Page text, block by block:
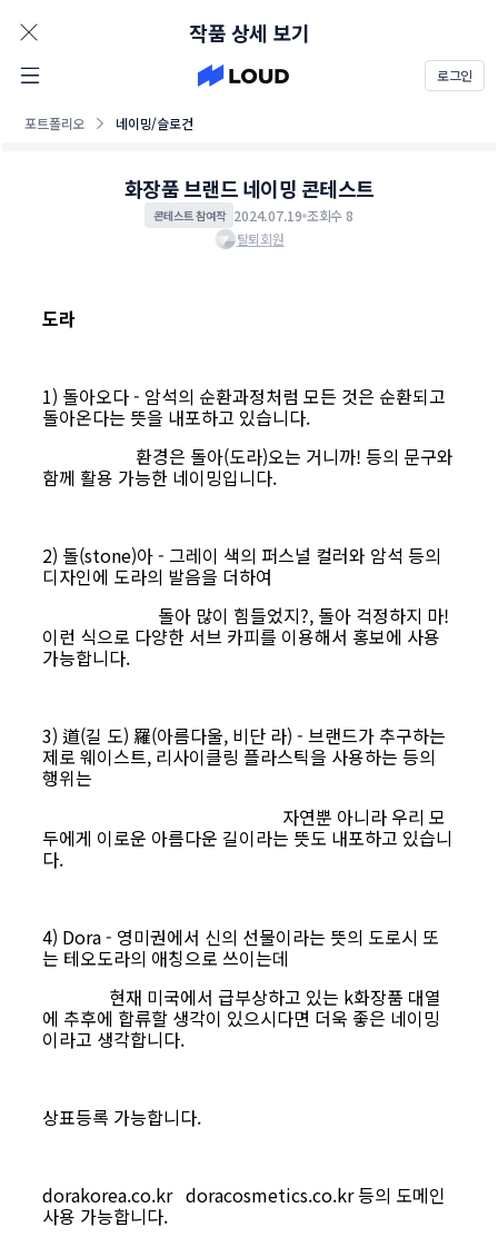
로그인
포트폴리오 네이밍/슬로건
작품 상세 보기
화장품 브랜드 네이밍 콘테스트
콘테스트 참여작 2024.07.19 조회수 8
탈퇴회원
도라
1) 돌아오다 - 암석의 순환과정처럼 모든 것은 순환되고
돌아온다는 뜻을 내포하고 있습니다.
환경은 돌아(도라)오는 거니까! 등의 문구와
함께 활용 가능한 네이밍입니다.
2) 돌(stone)아 - 그레이 색의 퍼스널 컬러와 암석 등의
디자인에 도라의 발음을 더하여
돌아 많이 힘들었지?, 돌아 걱정하지 마!
이런 식으로 다양한 서브 카피를 이용해서 홍보에 사용
가능합니다.
3) 道(길 도) 羅(아름다울, 비단 라) - 브랜드가 추구하는
제로 웨이스트, 리사이클링 플라스틱을 사용하는 등의
행위는
자연뿐 아니라 우리 모
두에게 이로운 아름다운 길이라는 뜻도 내포하고 있습니
다.
4) Dora - 영미권에서 신의 선물이라는 뜻의 도로시 또
는 테오도라의 애칭으로 쓰이는데
현재 미국에서 급부상하고 있는 k화장품 대열
에 추후에 합류할 생각이 있으시다면 더욱 좋은 네이밍
이라고 생각합니다.
상표등록 가능합니다.
dorakorea.co.kr doracosmetics.co.kr 등의 도메인
사용 가능합니다.